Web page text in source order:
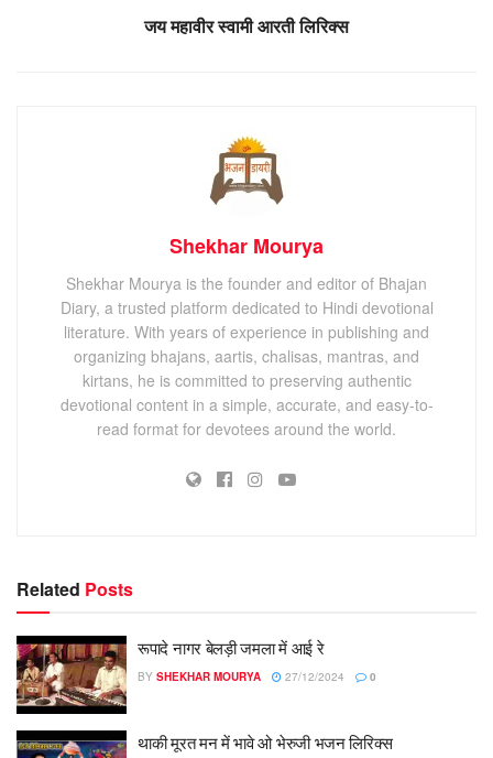
जय महावीर स्वामी आरती लिरिक्स
Shekhar Mourya
Shekhar Mourya is the founder and editor of Bhajan
Diary, a trusted platform dedicated to Hindi devotional
literature. With years of experience in publishing and
organizing bhajans, aartis, chalisas, mantras, and
kirtans, he is committed to preserving authentic
devotional content in a simple, accurate, and easy-to-
read format for devotees around the world.
Related Posts
रूपादे नागर बेलड़ी जमला में आई रे
BY SHEKHAR MOURYA 27/12/2024 0
थाकी मूरत मन में भावे ओ भेरुजी भजन लिरिक्स